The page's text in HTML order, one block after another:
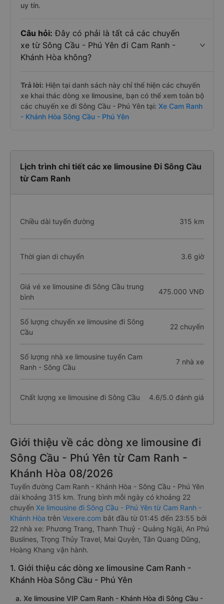
uy tín.
Câu hỏi: Đây có phải là tất cả các chuyến
xe từ Sông Cầu - Phú Yên đi Cam Ranh -
Khánh Hòa không?
Trả lời: Hiện tại danh sách này chỉ thể hiện các chuyến
xe khai thác dòng xe limousine, bạn có thể xem toàn bộ
các chuyến xe đi Sông Cầu - Phú Yên tại: Xe Cam Ranh
- Khánh Hòa Sông Cầu - Phú Yên
Lịch trình chi tiết các xe limousine Đi Sông Cầu
từ Cam Ranh
Chiều dài tuyến đường 315 km
Thời gian di chuyển 3.6 giờ
Giá vé xe limousine đi Sông Cầu trung
bình
475.000 VNĐ
Số lượng chuyến xe limousine đi Sông
Cầu
22 chuyến
Số lượng nhà xe limousine tuyến Cam
Ranh - Sông Cầu
7 nhà xe
Chất lượng xe limousine đi Sông Cầu 4.6/5.0 đánh giá
Giới thiệu về các dòng xe limousine đi
Sông Cầu - Phú Yên từ Cam Ranh -
Khánh Hòa 08/2026
Tuyến đường Cam Ranh - Khánh Hòa - Sông Cầu - Phú Yên
dài khoảng 315 km. Trung bình mỗi ngày có khoảng 22
chuyến Xe limousine đi Sông Cầu - Phú Yên từ Cam Ranh -
Khánh Hòa trên Vexere.com bắt đầu từ 01:45 đến 23:55 bởi
22 nhà xe: Phương Trang, Thanh Thuỷ - Quảng Ngãi, An Phú
Buslines, Trọng Thủy Travel, Mai Quyên, Tân Quang Dũng,
Hoàng Khang vận hành.
1. Giới thiệu các dòng xe limousine Cam Ranh -
Khánh Hòa Sông Cầu - Phú Yên
a. Xe limousine VIP Cam Ranh - Khánh Hòa đi Sông Cầu -